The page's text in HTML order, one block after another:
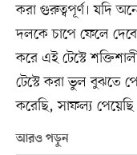
করা গুরুত্বপূর্ণ। যদি
দলকে চাপে ফেলে
করে এই টেস্টে
টেস্টে করা ভুল বুঝতে
করেছি, সাফল্য
আরও পড়ুন